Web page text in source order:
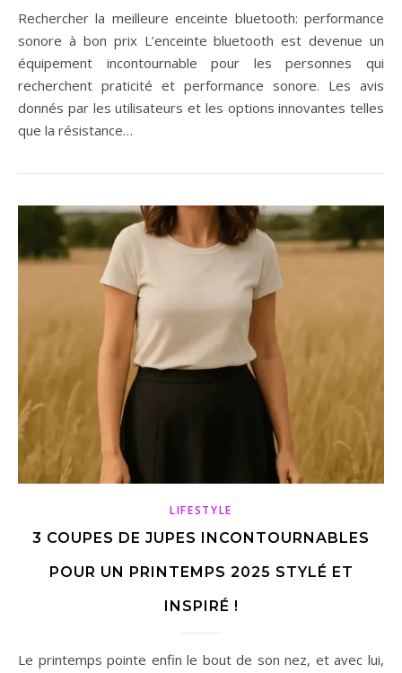
Rechercher la meilleure enceinte bluetooth: performance
sonore à bon prix L’enceinte bluetooth est devenue un
équipement incontournable pour les personnes qui
recherchent praticité et performance sonore. Les avis
donnés par les utilisateurs et les options innovantes telles
que la résistance…
LIFESTYLE
3 COUPES DE JUPES INCONTOURNABLES
POUR UN PRINTEMPS 2025 STYLÉ ET
INSPIRÉ !
Le printemps pointe enfin le bout de son nez, et avec lui,